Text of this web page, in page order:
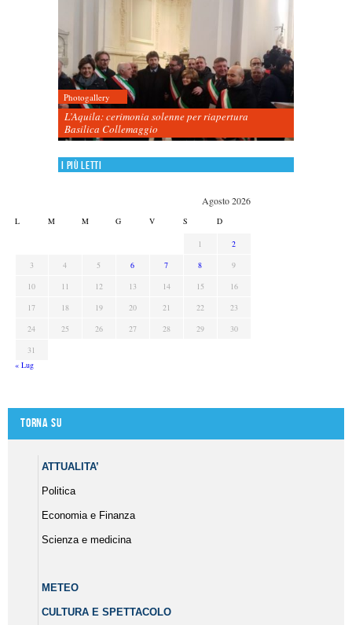
Photogallery
L’Aquila: cerimonia solenne per riapertura
Basilica Collemaggio
I più letti
Agosto 2026
L M M G V S D
1
2
3
4 5 6 7 8
9
10
11 12 13 14 15
16
17
18 19 20 21 22
23
24
25 26 27 28 29
30
31
« Lug
Torna su
ATTUALITA’
Politica
Economia e Finanza
Scienza e medicina
METEO
CULTURA E SPETTACOLO